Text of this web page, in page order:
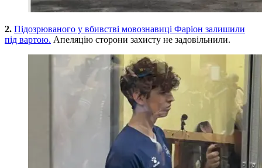
2. Підозрюваного у вбивстві мовознавиці Фаріон залишили
під вартою. Апеляцію сторони захисту не задовільнили.